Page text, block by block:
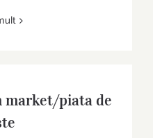
market/piata de